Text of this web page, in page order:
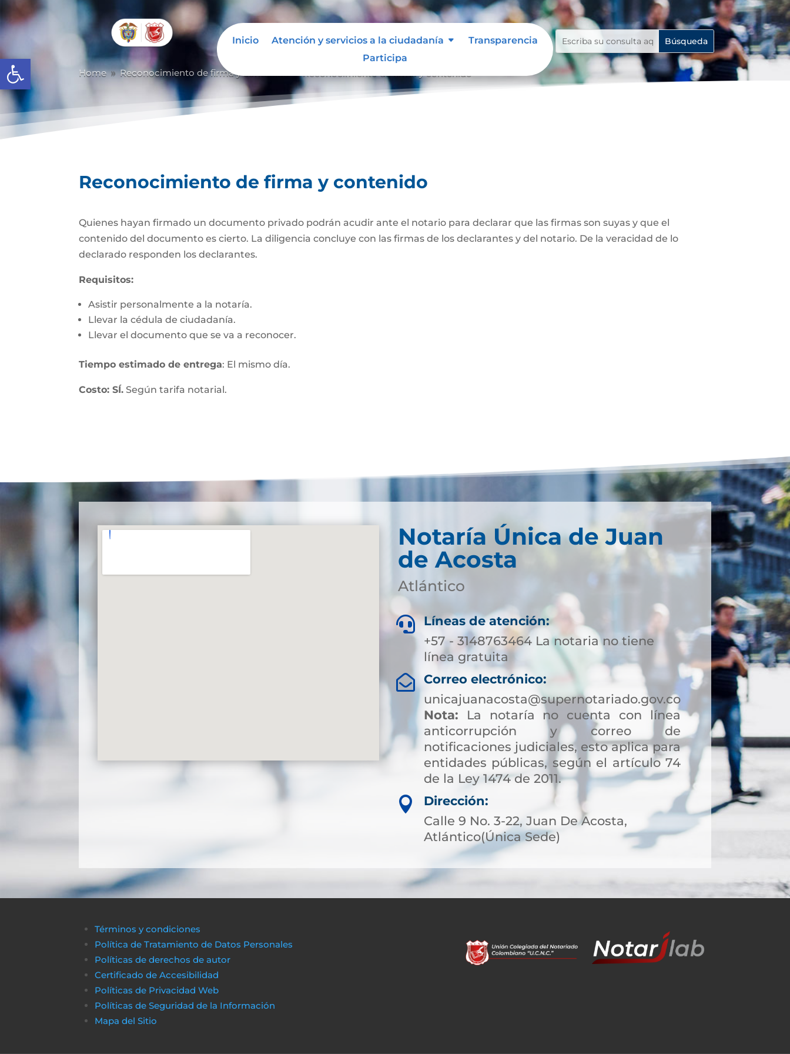
Abrir barra de herramientas
Inicio Atención y servicios a la ciudadanía
Transparencia
Participa
Home 9 Reconocimiento de firma y contenido
Reconocimiento de firma y contenido
Quienes hayan firmado un documento privado podrán acudir ante el notario para declarar que las firmas son suyas y que el
contenido del documento es cierto. La diligencia concluye con las firmas de los declarantes y del notario. De la veracidad de lo
declarado responden los declarantes.
Requisitos:
Asistir personalmente a la notaría.
Llevar la cédula de ciudadanía.
Llevar el documento que se va a reconocer.
Tiempo estimado de entrega: El mismo día.
Costo: SÍ. Según tarifa notarial.
Notaría Única de Juan
de Acosta
Atlántico
 Líneas de atención:
+57 - 3148763464 La notaria no tiene
línea gratuita

Correo electrónico:
unicajuanacosta@supernotariado.gov.co
Nota: La notaría no cuenta con línea
anticorrupción y correo de
notificaciones judiciales, esto aplica para
entidades públicas, según el artículo 74
de la Ley 1474 de 2011.

Dirección:
Calle 9 No. 3-22, Juan De Acosta,
Atlántico(Única Sede)
Términos y condiciones
Política de Tratamiento de Datos Personales
Políticas de derechos de autor
Certificado de Accesibilidad
Políticas de Privacidad Web
Políticas de Seguridad de la Información
Mapa del Sitio